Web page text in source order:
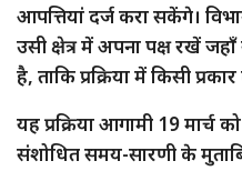
आपत्तियां दर्ज करा सकेंगे।
उसी क्षेत्र में अपना पक्ष रखें
है, ताकि प्रक्रिया में किसी
यह प्रक्रिया आगामी 19
संशोधित समय-सारणी के